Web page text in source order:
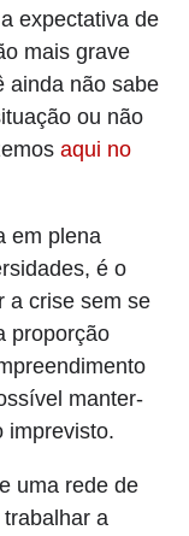
expectativa de
mais grave
ainda não sabe
ou não
aqui no
em plena
é o
a crise sem se
proporção
manter-
imprevisto.
uma rede de
a